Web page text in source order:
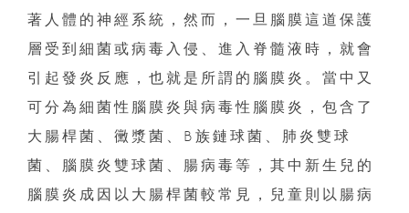
著人體的神經系統，然而，一旦腦膜這道保護
層受到細菌或病毒入侵、進入脊髓液時，就會
引起發炎反應，也就是所謂的腦膜炎。當中又
可分為細菌性腦膜炎與病毒性腦膜炎，包含了
大腸桿菌、黴漿菌、B族鏈球菌、肺炎雙球
菌、腦膜炎雙球菌、腸病毒等，其中新生兒的
腦膜炎成因以大腸桿菌較常見，兒童則以腸病